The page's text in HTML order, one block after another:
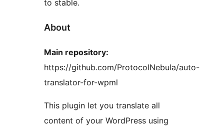
to stable.
About
Main repository:
https://github.com/ProtocolNebula/auto-
translator-for-wpml
This plugin let you translate all
content of your WordPress using